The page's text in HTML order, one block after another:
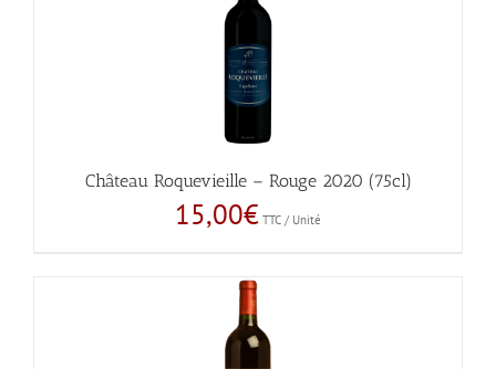
Château Roquevieille – Rouge 2020 (75cl)
15,00€ TTC / Unité